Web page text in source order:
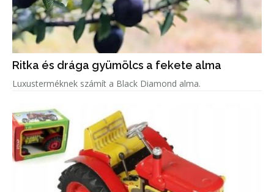
Ritka és drága gyümölcs a fekete alma
Luxusterméknek számít a Black Diamond alma.